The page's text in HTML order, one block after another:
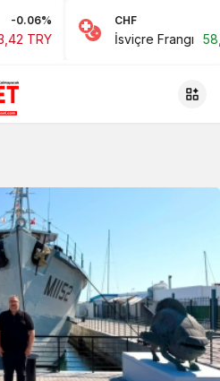
CHF
İsviçre Frangı 58,48 TRY